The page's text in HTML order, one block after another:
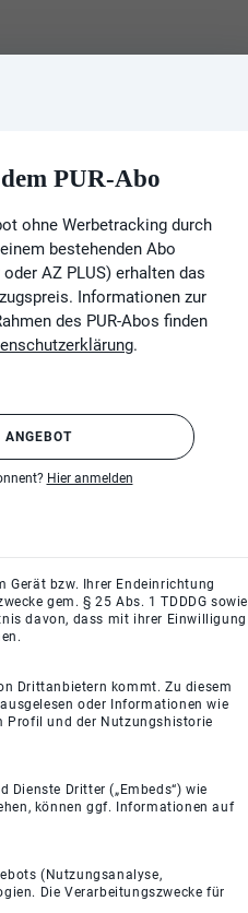
PUR-Abo
ohne Werbetracking durch
bestehenden Abo
AZ PLUS) erhalten das
Informationen zur
des PUR-Abos finden
.
ANGEBOT
Hier anmelden
Gerät bzw. Ihrer Endeinrichtung
gem. § 25 Abs. 1 TDDDG sowie
davon, dass mit ihrer Einwilligung
Drittanbietern kommt. Zu diesem
oder Informationen wie
Profil und der Nutzungshistorie
Dienste Dritter („Embeds“) wie
können ggf. Informationen auf
(Nutzungsanalyse,
Die Verarbeitungszwecke für